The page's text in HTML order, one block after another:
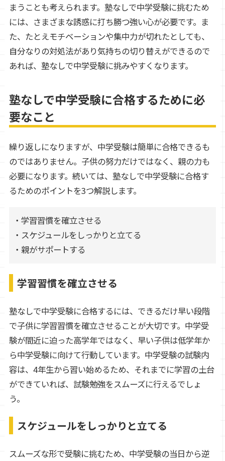
まうことも考えられます。塾なしで中学受験に挑むため
には、さまざまな誘惑に打ち勝つ強い心が必要です。ま
た、たとえモチベーションや集中力が切れたとしても、
自分なりの対処法があり気持ちの切り替えができるので
あれば、塾なしで中学受験に挑みやすくなります。
塾なしで中学受験に合格するために必
要なこと
繰り返しになりますが、中学受験は簡単に合格できるも
のではありません。子供の努力だけではなく、親の力も
必要になります。続いては、塾なしで中学受験に合格す
るためのポイントを3つ解説します。
・学習習慣を確立させる
・スケジュールをしっかりと立てる
・親がサポートする
学習習慣を確立させる
塾なしで中学受験に合格するには、できるだけ早い段階
で子供に学習習慣を確立させることが大切です。中学受
験が間近に迫った高学年ではなく、早い子供は低学年か
ら中学受験に向けて行動しています。中学受験の試験内
容は、4年生から習い始めるため、それまでに学習の土台
ができていれば、試験勉強をスムーズに行えるでしょ
う。
スケジュールをしっかりと立てる
スムーズな形で受験に挑むため、中学受験の当日から逆